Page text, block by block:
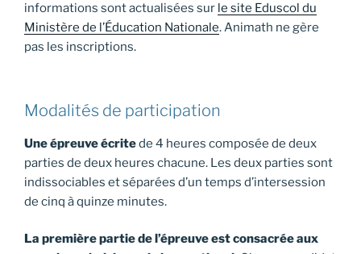
informations sont actualisées sur le site Eduscol du
Ministère de l’Éducation Nationale. Animath ne gère
pas les inscriptions.
Modalités de participation
Une épreuve écritede 4 heures composée de deux
parties de deux heures chacune. Les deux parties sont
indissociables et séparées d’un temps d’intersession
de cinq à quinze minutes.
La première partie de l’épreuve est consacrée aux